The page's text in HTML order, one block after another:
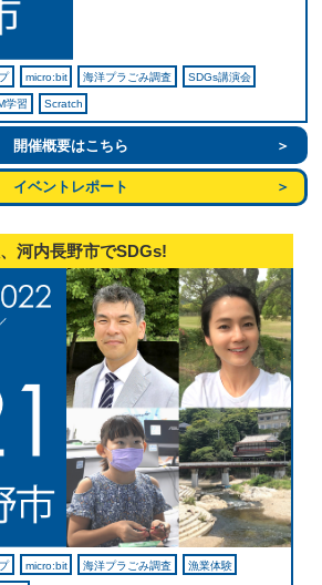
micro:bit 海洋プラごみ調査 SDGs講演会
学習 Scratch
開催概要はこちら
イベントレポート
河内長野市でSDGs!
micro:bit 海洋プラごみ調査 漁業体験